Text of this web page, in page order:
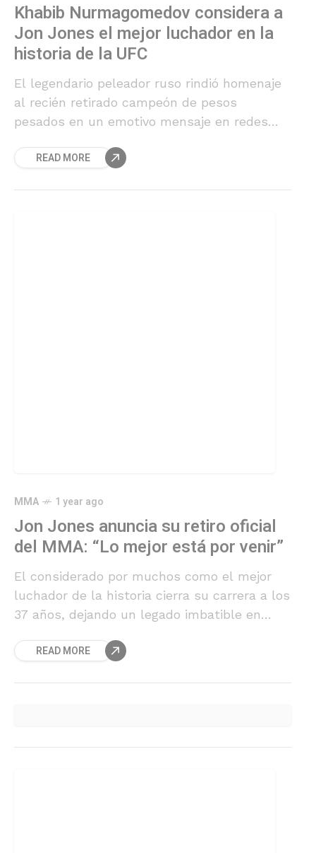
Khabib Nurmagomedov considera a
Jon Jones el mejor luchador en la
historia de la UFC
El legendario peleador ruso rindió homenaje
al recién retirado campeón de pesos
pesados en un emotivo mensaje en redes
READ MORE
MMA 1 year ago
Jon Jones anuncia su retiro oficial
del MMA: “Lo mejor está por venir”
El considerado por muchos como el mejor
luchador de la historia cierra su carrera a los
37 años, dejando un legado imbatible en
READ MORE